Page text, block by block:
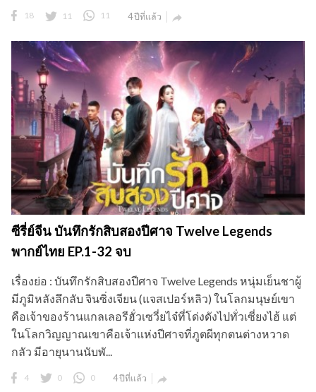
18 11 11 4 ปีที่แล้ว 
ซีรี่ย์จีน บันทึกรักสิบสองปีศาจ Twelve Legends
พากย์ไทย EP.1-32 จบ
เรื่องย่อ : บันทึกรักสิบสองปีศาจ Twelve Legends หนุ่มเย็นชาผู้
มีภูมิหลังลึกลับ จินซิ่งเจียน (แจสเปอร์หลิว) ในโลกมนุษย์เขา
คือเจ้าของร้านแกลเลอรีฮั่วเซวี่ยไจ๋ที่โด่งดังไปทั่วเซี่ยงไฮ้ แต่
ในโลกวิญญาณเขาคือเจ้าแห่งปีศาจที่ภูตผีทุกตนต่างหวาด
กลัว มีอายุนานนับพั...
4 0 0 4 ปีที่แล้ว 